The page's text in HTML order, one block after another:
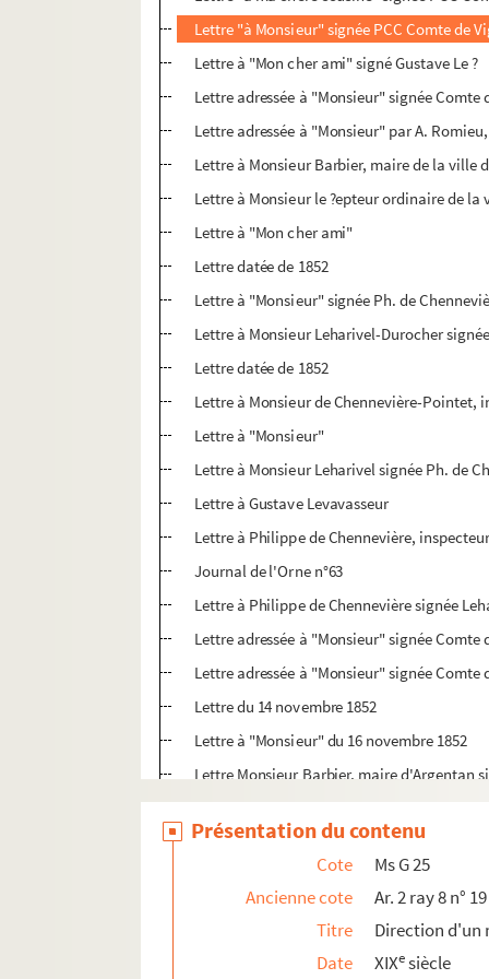
Lettre "à Monsieur" signée PCC Comte de
Lettre à "Mon cher ami" signé Gustave Le ?
Lettre adressée à "Monsieur" signée Comte
Lettre adressée à "Monsieur" par A.
Lettre à Monsieur Barbier, maire de la ville
Lettre à Monsieur le ?epteur ordinaire de
Lettre à "Mon cher ami"
Lettre datée de 1852
Lettre à "Monsieur" signée Ph. de
Lettre à Monsieur Leharivel-Durocher
Lettre datée de 1852
Lettre à Monsieur de Chennevière-Pointet,
Lettre à "Monsieur"
Lettre à Monsieur Leharivel signée Ph. de
Lettre à Gustave Levavasseur
Lettre à Philippe de Chennevière,
Journal de l'Orne n°63
Lettre à Philippe de Chennevière signée
Lettre adressée à "Monsieur" signée Comte
Lettre adressée à "Monsieur" signée Comte
Lettre du 14 novembre 1852
Lettre à "Monsieur" du 16 novembre 1852
Lettre Monsieur Barbier, maire d'Argentan
Lettre à "Mon cher Philippe"
Lettre à Philippe de Chennevière,
Lettre adressée à "Monsieur" signée Comte
Lettre à Philippe de Chennevière,
Lettre à Monsieur le marquis de
Présentation du contenu
Cote
Ms G 25
Ancienne cote
Ar. 2 ray 8 n° 19
Titre
Direction d'un
Date
XIXesiècle